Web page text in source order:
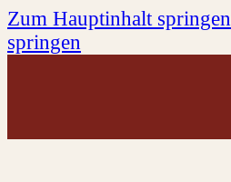
Zum Hauptinhalt springen
springen